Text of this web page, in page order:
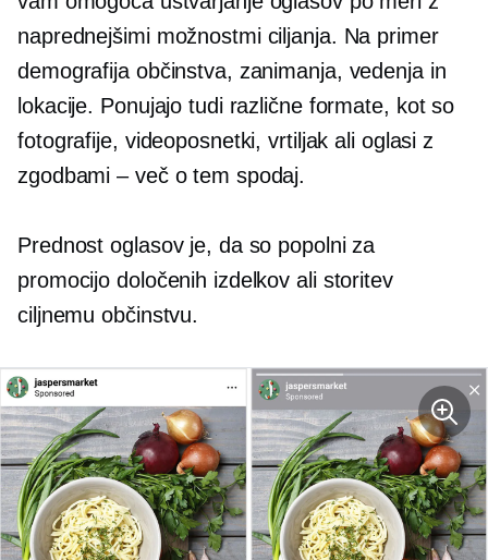
naprednejšimi možnostmi ciljanja. Na primer
demografija občinstva, zanimanja, vedenja in
lokacije. Ponujajo tudi različne formate, kot so
fotografije, videoposnetki, vrtiljak ali oglasi z
zgodbami – več o tem spodaj.
Prednost oglasov je, da so popolni za
promocijo določenih izdelkov ali storitev
ciljnemu občinstvu.